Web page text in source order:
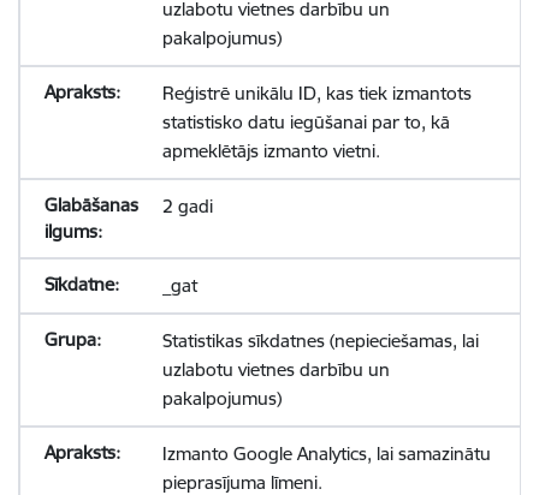
uzlabotu vietnes darbību un
pakalpojumus)
Reģistrē unikālu ID, kas tiek izmantots
statistisko datu iegūšanai par to, kā
apmeklētājs izmanto vietni.
2 gadi
_gat
Statistikas sīkdatnes (nepieciešamas, lai
uzlabotu vietnes darbību un
pakalpojumus)
Izmanto Google Analytics, lai samazinātu
pieprasījuma līmeni.